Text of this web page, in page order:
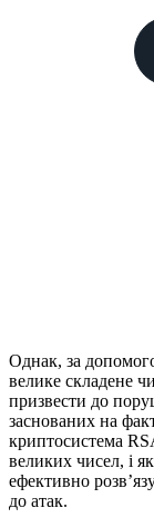
Однак, за
велике складене
призвести до
заснованих на
криптосистема
великих чисел, і
ефективно
до атак.